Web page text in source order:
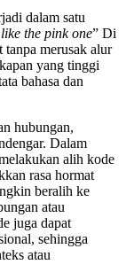
dalam satu
the pink one” Di
tanpa merusak alur
yang tinggi
bahasa dan
hubungan,
Dalam
alih kode
rasa hormat
beralih ke
atau
juga dapat
sehingga
atau